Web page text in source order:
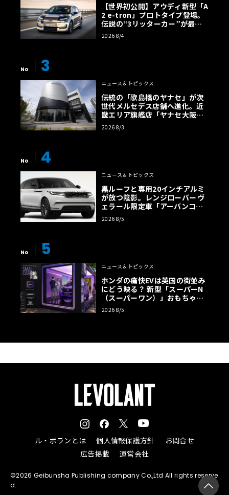
【世界初公開】アウディ新型「A
2 e-tron」プロトタイプ登場。
伝説の“3リッターカー”が最高
効率エントリーBEVとして復活
【画像38枚】
2026 8/4
No 3
ニュース＆トピックス
伝統の「歌島橋のヤナセ」が次
世代メルセデス店舗へ進化。近
畿エリア旗艦店「ヤナセ大阪支
店」がリニューアル
2026 8/3
No 4
ニュース＆トピックス
黒ルーフと専用20インチアルミ
が放つ陰影。レンジローバー ヴ
ェラール限定車「アーバンコン
トラスト・エディション」登場
2026 8/5
No 5
ニュース＆トピックス
ホンダの痛快EVは英国の街並み
にどう映る？ 新型「スーパーN
（スーパーワン）」おもちゃ箱
ツアーの全貌
2026 8/5
ル・ボランとは 個人情報保護方針
お問合せ
広告掲載
運営会社
©2026 Geibunsha Publishing company Co.,Ltd All rights reserve
d.